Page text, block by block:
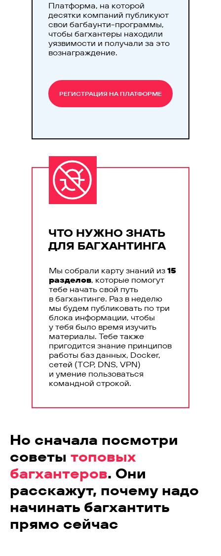
Платформа, на которой
десятки компаний публикуют
свои багбаунти-программы,
чтобы багхантеры находили
уязвимости и получали за это
вознаграждение.
РЕГИСТРАЦИЯ НА ПЛАТФОРМЕ
ЧТО НУЖНО ЗНАТЬ
ДЛЯ БАГХАНТИНГА
Мы собрали карту знаний из 15
разделов, которые помогут
тебе начать свой путь
в багхантинге. Раз в неделю
мы будем публиковать по три
блока информации, чтобы
у тебя было время изучить
материалы. Тебе также
пригодится знание принципов
работы баз данных, Docker,
сетей (TCP, DNS, VPN)
и умение пользоваться
командной строкой.
Но сначала посмотри
советы топовых
багхантеров. Они
расскажут, почему надо
начинать багхантить
прямо сейчас